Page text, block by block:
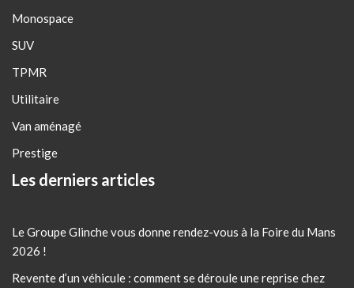
Monospace
SUV
TPMR
Utilitaire
Van aménagé
Prestige
Les derniers articles
Le Groupe Glinche vous donne rendez-vous à la Foire du Mans
2026 !
Revente d’un véhicule : comment se déroule une reprise chez